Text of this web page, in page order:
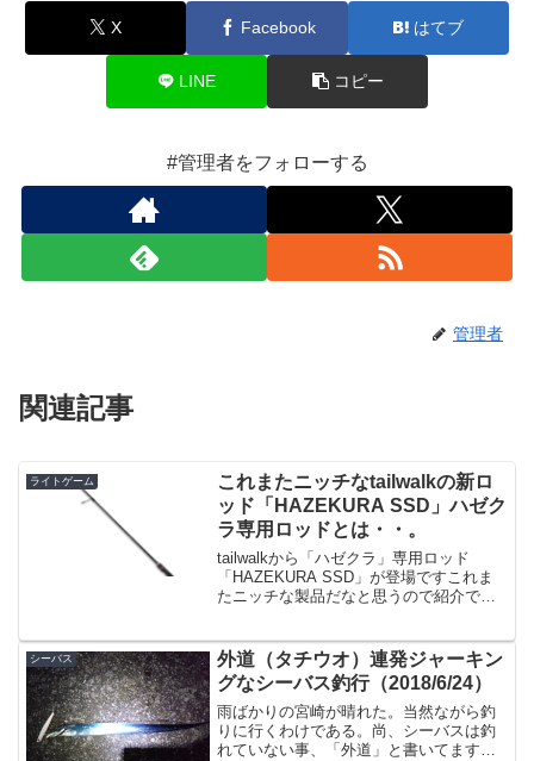
X Facebook はてブ
LINE コピー
#管理者をフォローする
管理者
関連記事
ライトゲーム
これまたニッチなtailwalkの新ロ
ッド「HAZEKURA SSD」ハゼク
ラ専用ロッドとは・・。
tailwalkから「ハゼクラ」専用ロッド
「HAZEKURA SSD」が登場ですこれま
たニッチな製品だなと思うので紹介で
す。出典：tailwalk普通の人はアジン...
シーバス
外道（タチウオ）連発ジャーキン
グなシーバス釣行（2018/6/24）
雨ばかりの宮崎が晴れた。当然ながら釣
りに行くわけである。尚、シーバスは釣
れていない事、「外道」と書いてますが